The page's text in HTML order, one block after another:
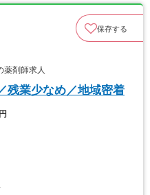
保存する
剤師求人
残業少なめ／地域密着